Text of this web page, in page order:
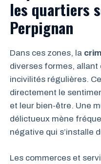
les quartiers
Perpignan
Dans ces zones, la
diverses formes,
incivilités régulières.
directement le
et leur bien-être. Une
délictueux mène
négative qui s’installe
Les commerces et